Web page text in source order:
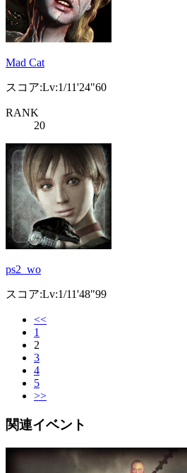
Mad Cat
スコア:Lv:1/11'24"60
RANK
20
ps2_wo
スコア:Lv:1/11'48"99
<<
1
2
3
4
5
>>
関連イベント